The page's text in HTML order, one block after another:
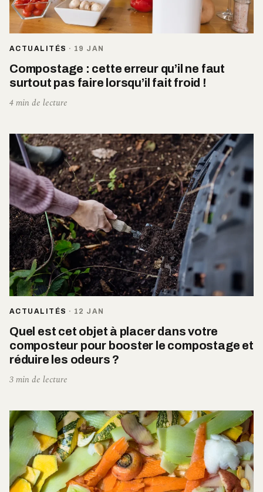
ACTUALITÉS · 19 JAN
Compostage : cette erreur qu’il ne faut
surtout pas faire lorsqu’il fait froid !
4 min de lecture
ACTUALITÉS · 12 JAN
Quel est cet objet à placer dans votre
composteur pour booster le compostage et
réduire les odeurs ?
3 min de lecture